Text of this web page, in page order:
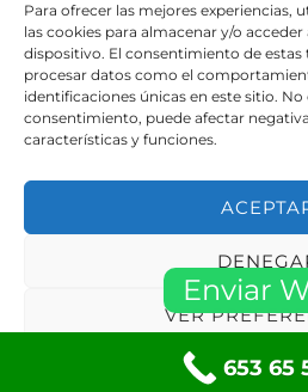
Para ofrecer las mejores experiencias,
las cookies para almacenar y/o
dispositivo. El consentimiento de
procesar datos como el
identificaciones únicas en este sitio.
consentimiento, puede afectar
características y funciones.
VER
Política de
VF Multiservicios
Nuestro equipo de expertos
equipado para manejar una
24 Horas 365 Días.
Copyright © 2026
de Privacidad · Blog
Enviar
653 65